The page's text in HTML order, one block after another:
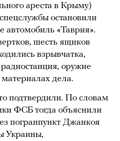
ареста в Крыму)
остановили
автомобиль «Таврия».
шесть ящиков
взрывчатка,
оружие
материалах дела.
подтвердили. По словам
ФСБ тогда объяснили
погранпункт Джанкоя
Украины,